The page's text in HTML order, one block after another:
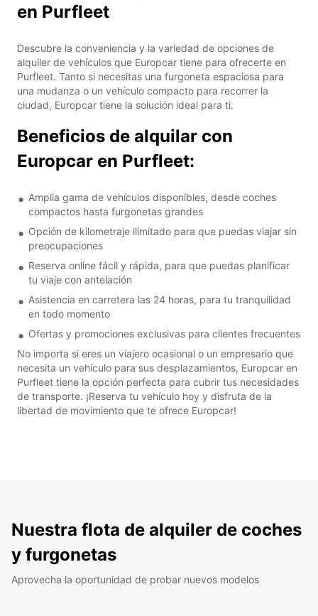
en Purfleet
Descubre la conveniencia y la variedad de opciones de
alquiler de vehículos que Europcar tiene para ofrecerte en
Purfleet. Tanto si necesitas una furgoneta espaciosa para
una mudanza o un vehículo compacto para recorrer la
ciudad, Europcar tiene la solución ideal para ti.
Beneficios de alquilar con
Europcar en Purfleet:
Amplia gama de vehículos disponibles, desde coches
compactos hasta furgonetas grandes
Opción de kilometraje ilimitado para que puedas viajar sin
preocupaciones
Reserva online fácil y rápida, para que puedas planificar
tu viaje con antelación
Asistencia en carretera las 24 horas, para tu tranquilidad
en todo momento
Ofertas y promociones exclusivas para clientes frecuentes
No importa si eres un viajero ocasional o un empresario que
necesita un vehículo para sus desplazamientos, Europcar en
Purfleet tiene la opción perfecta para cubrir tus necesidades
de transporte. ¡Reserva tu vehículo hoy y disfruta de la
libertad de movimiento que te ofrece Europcar!
Nuestra flota de alquiler de coches
y furgonetas
Aprovecha la oportunidad de probar nuevos modelos